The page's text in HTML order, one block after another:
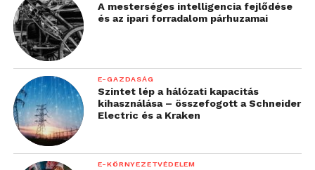
A mesterséges intelligencia fejlődése
és az ipari forradalom párhuzamai
E-GAZDASÁG
Szintet lép a hálózati kapacitás
kihasználása – összefogott a Schneider
Electric és a Kraken
E-KÖRNYEZETVÉDELEM